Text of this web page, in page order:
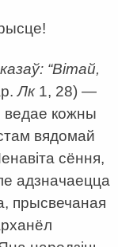
“Вітай,
Лк1, 28) —
ведае кожны
вядомай
сёння,
адзначаецца
прысвечаная